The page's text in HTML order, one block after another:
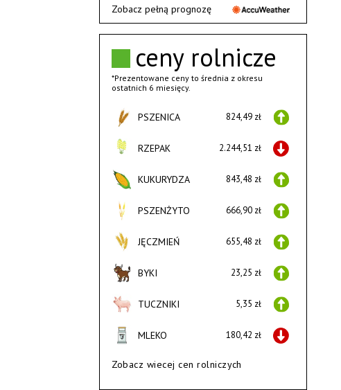
ceny rolnicze
*Prezentowane ceny to średnia z okresu
ostatnich 6 miesięcy.
PSZENICA 824,49 zł
RZEPAK 2.244,51 zł
KUKURYDZA 843,48 zł
PSZENŻYTO 666,90 zł
JĘCZMIEŃ 655,48 zł
BYKI 23,25 zł
TUCZNIKI 5,35 zł
MLEKO 180,42 zł
Zobacz wiecej cen rolniczych
Zobacz pełną prognozę